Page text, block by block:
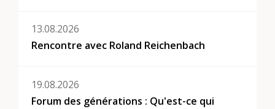
13.08.2026
Rencontre avec Roland Reichenbach
19.08.2026
Forum des générations : Qu'est-ce qui